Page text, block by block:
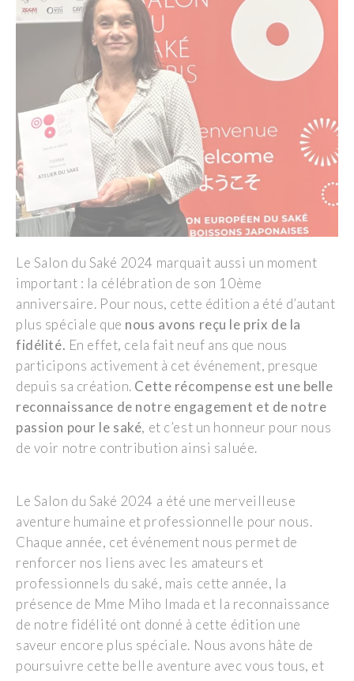
Le Salon du Saké 2024 marquait aussi un moment
important : la célébration de son 10ème
anniversaire. Pour nous, cette édition a été d’autant
plus spéciale que nous avons reçu le prix de la
fidélité. En effet, cela fait neuf ans que nous
participons activement à cet événement, presque
depuis sa création. Cette récompense est une belle
reconnaissance de notre engagement et de notre
passion pour le saké, et c’est un honneur pour nous
de voir notre contribution ainsi saluée.
Le Salon du Saké 2024 a été une merveilleuse
aventure humaine et professionnelle pour nous.
Chaque année, cet événement nous permet de
renforcer nos liens avec les amateurs et
professionnels du saké, mais cette année, la
présence de Mme Miho Imada et la reconnaissance
de notre fidélité ont donné à cette édition une
saveur encore plus spéciale. Nous avons hâte de
poursuivre cette belle aventure avec vous tous, et